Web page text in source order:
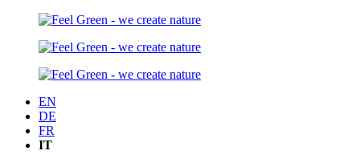
EN
DE
FR
IT